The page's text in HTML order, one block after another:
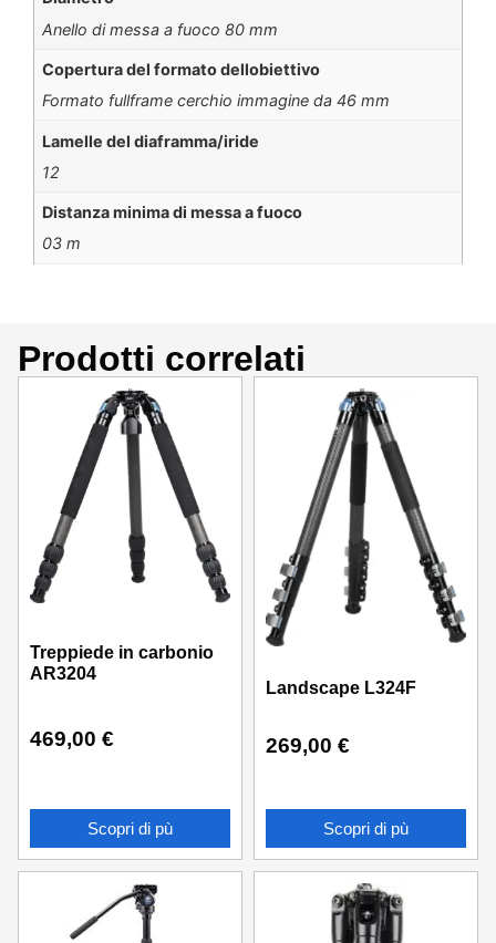
Anello di messa a fuoco 80 mm
Copertura del formato dellobiettivo
Formato fullframe cerchio immagine da 46 mm
Lamelle del diaframma/iride
12
Distanza minima di messa a fuoco
03 m
Prodotti correlati
Treppiede in carbonio
AR3204
469,00 €
Scopri di pù
Landscape L324F
269,00 €
Scopri di pù